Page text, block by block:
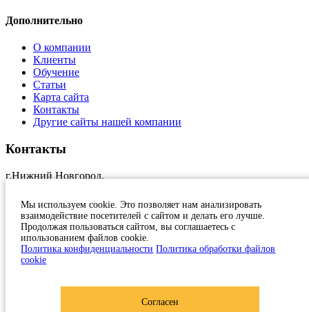
Дополнительно
О компании
Клиенты
Обучение
Статьи
Карта сайта
Контакты
Другие сайты нашей компании
Контакты
г.Нижний Новгород,
+7 (831)231 23 24
1c@at-nn.ru
2026, Активные Технологии
Политика конфиденциальности
Мы используем cookie. Это позволяет нам анализировать
взаимодействие посетителей с сайтом и делать его лучше.
Продолжая пользоваться сайтом, вы соглашаетесь с
ипользованием файлов cookie.
Политика конфиденциальности Политика обработки файлов
cookie
Согласен